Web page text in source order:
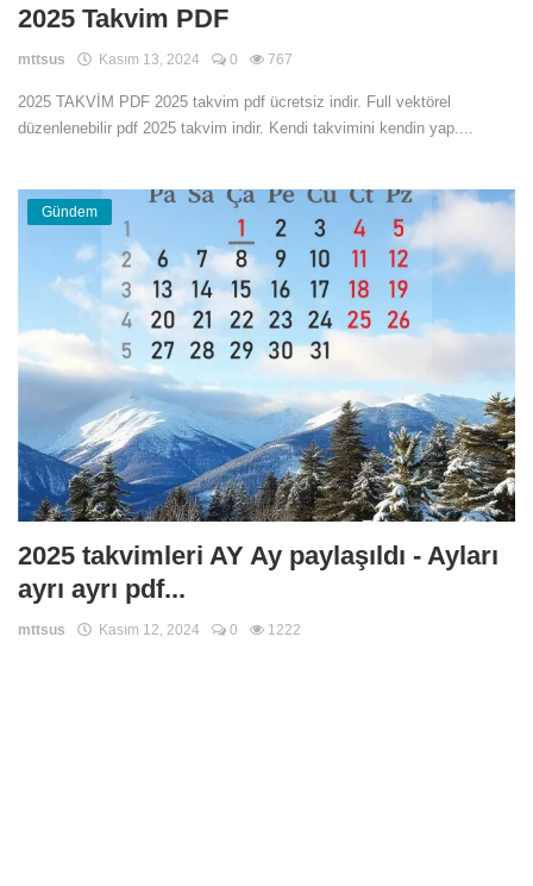
Teknoloji
Girişi
Türkçe
2025 Takvim PDF
mttsus Kasım 13, 2024 0 767
2025 TAKVİM PDF 2025 takvim pdf ücretsiz indir. Full vektörel
düzenlenebilir pdf 2025 takvim indir. Kendi takvimini kendin yap....
Gündem
2025 takvimleri AY Ay paylaşıldı - Ayları
ayrı ayrı pdf...
mttsus Kasım 12, 2024 0 1222